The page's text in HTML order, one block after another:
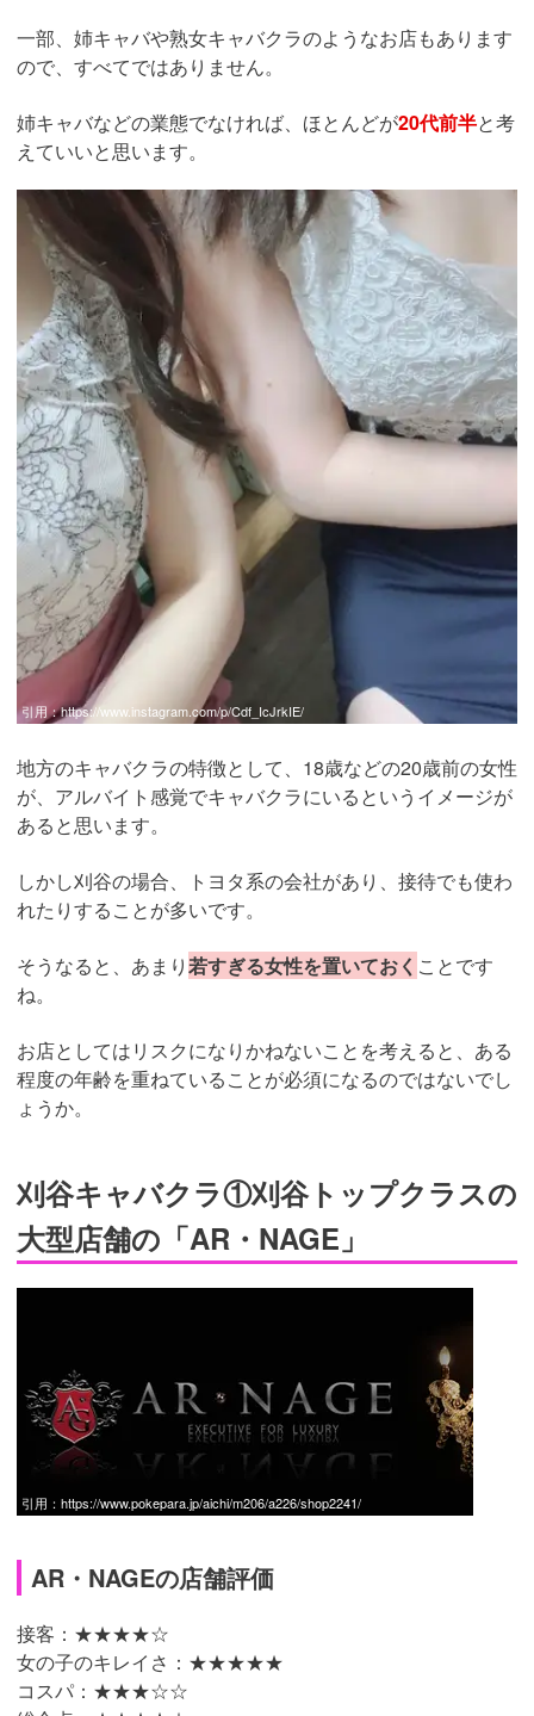
一部、姉キャバや熟女キャバクラのようなお店もあります
ので、すべてではありません。
姉キャバなどの業態でなければ、ほとんどが20代前半と考
えていいと思います。
引用：https://www.instagram.com/p/Cdf_IcJrkIE/
地方のキャバクラの特徴として、18歳などの20歳前の女性
が、アルバイト感覚でキャバクラにいるというイメージが
あると思います。
しかし刈谷の場合、トヨタ系の会社があり、接待でも使わ
れたりすることが多いです。
そうなると、あまり若すぎる女性を置いておく ことです
ね。
お店としてはリスクになりかねないことを考えると、ある
程度の年齢を重ねていることが必須になるのではないでし
ょうか。
刈谷キャバクラ①刈谷トップクラスの
大型店舗の「AR・NAGE」
引用： https://www.pokepara.jp/aichi/m206/a226/shop2241/
AR・NAGEの店舗評価
接客：★★★★☆
女の子のキレイさ：★★★★★
コスパ：★★★☆☆